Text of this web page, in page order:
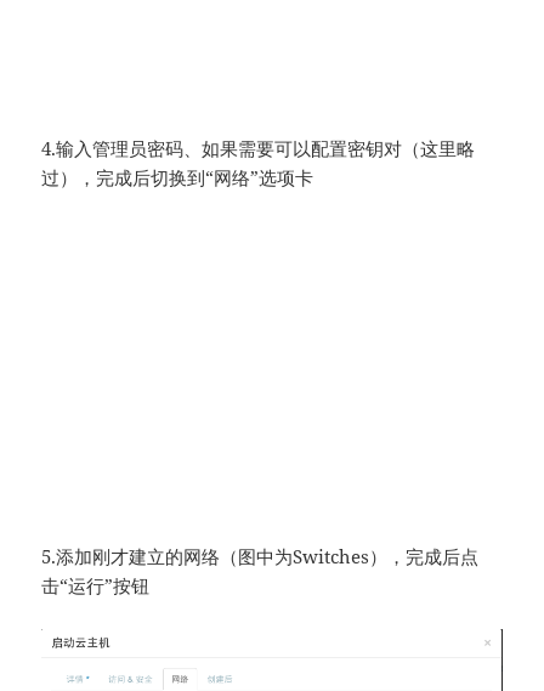
4.输入管理员密码、如果需要可以配置密钥对（这里略
过），完成后切换到“网络”选项卡
5.添加刚才建立的网络（图中为Switches），完成后点
击“运行”按钮